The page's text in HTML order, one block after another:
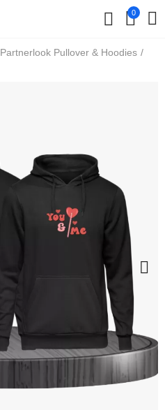
0
Partnerlook Pullover & Hoodies